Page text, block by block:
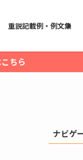
重説記載例・例文集
ちら
ナビゲ